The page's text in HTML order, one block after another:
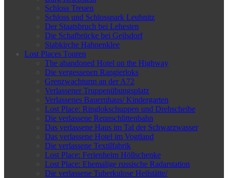
Schloss Treuen
Schloss und Schlosspark Leubnitz
Der Staatsbruch bei Lehesten
Die Schafbrücke bei Geilsdorf
Stabkirche Hahnenklee
Lost Places Touren
The abandoned Hotel on the Highway
Die vergessenen Rangierloks
Grenzwachturm an der A72
Verlassener Truppenübungsplatz
Verlassenes Bauernhaus/ Kindergarten
Lost Place: Ringlokschuppen und Drehscheibe
Die verlassene Rennschlittenbahn
Das verlassene Haus im Tal der Schwarzwasser
Das verlassene Hotel im Vogtland
Die verlassene Textilfabrik
Lost Place: Ferienheim Höllschenke
Lost Place: Ehemalige russische Radarstation
Die verlassene Tuberkulose Heilstätte/